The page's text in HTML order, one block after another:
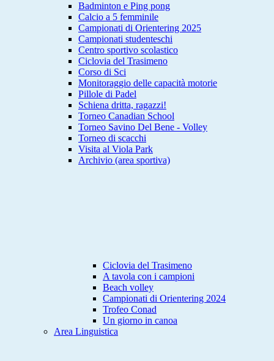
Badminton e Ping pong
Calcio a 5 femminile
Campionati di Orientering 2025
Campionati studenteschi
Centro sportivo scolastico
Ciclovia del Trasimeno
Corso di Sci
Monitoraggio delle capacità motorie
Pillole di Padel
Schiena dritta, ragazzi!
Torneo Canadian School
Torneo Savino Del Bene - Volley
Torneo di scacchi
Visita al Viola Park
Archivio (area sportiva)
Ciclovia del Trasimeno
A tavola con i campioni
Beach volley
Campionati di Orientering 2024
Trofeo Conad
Un giorno in canoa
Area Linguistica